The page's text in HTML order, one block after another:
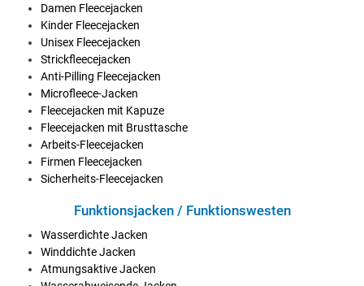
Damen Fleecejacken
Kinder Fleecejacken
Unisex Fleecejacken
Strickfleecejacken
Anti-Pilling Fleecejacken
Microfleece-Jacken
Fleecejacken mit Kapuze
Fleecejacken mit Brusttasche
Arbeits-Fleecejacken
Firmen Fleecejacken
Sicherheits-Fleecejacken
Funktionsjacken / Funktionswesten
Wasserdichte Jacken
Winddichte Jacken
Atmungsaktive Jacken